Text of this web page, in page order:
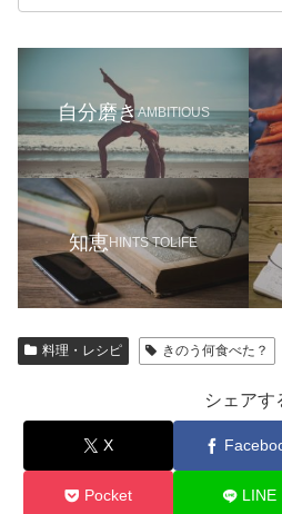
自分磨きAMBITIOUS
知恵HINTS TOLIFE
料理・レシピ きのう何食べた？
シェアす
X
Pocket LINE